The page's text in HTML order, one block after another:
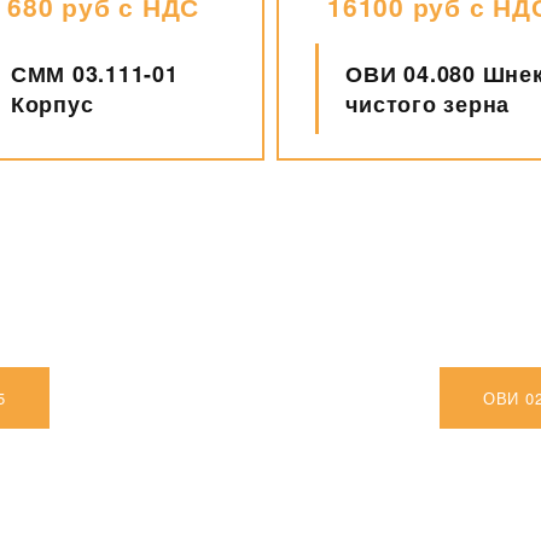
ОВИ 04.080 Шнек
чистого зерна
Решета на ОВС-
(790х990мм)
ОВИ